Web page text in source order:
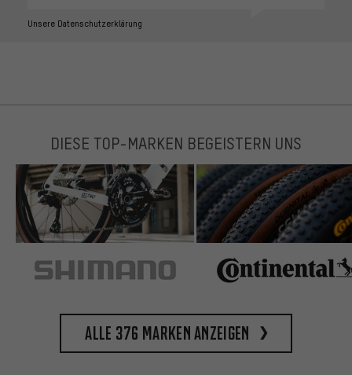
Unsere Datenschutzerklärung
DIESE TOP-MARKEN BEGEISTERN UNS
Alle 376 Marken anzeigen